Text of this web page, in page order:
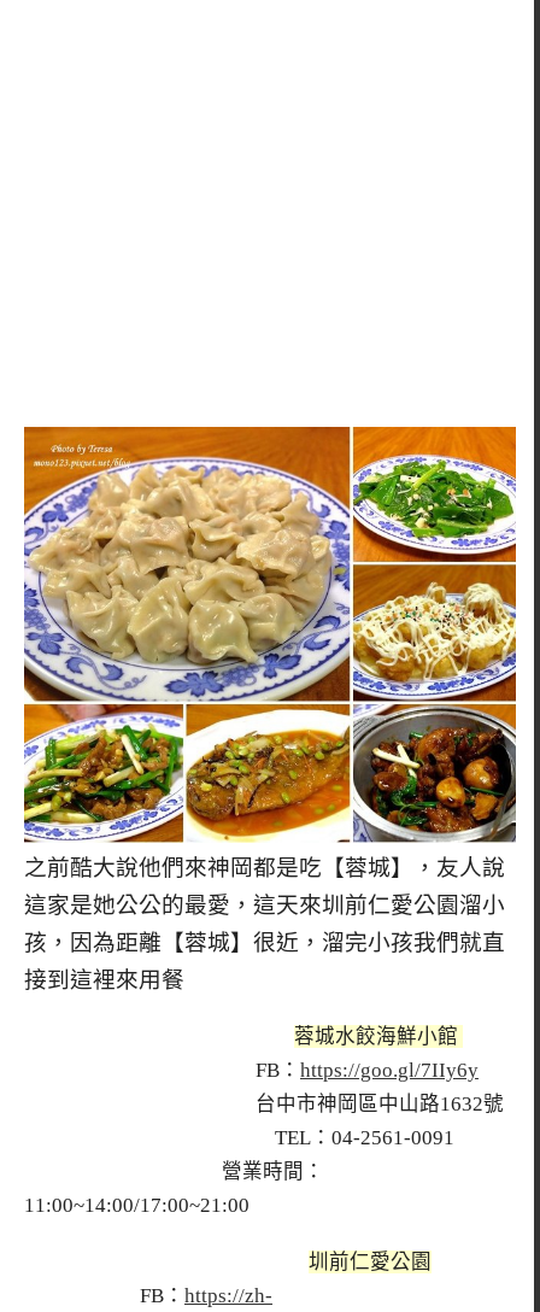
之前酷大說他們來神岡都是吃【蓉城】，友人說
這家是她公公的最愛，這天來圳前仁愛公園溜小
孩，因為距離【蓉城】很近，溜完小孩我們就直
接到這裡來用餐
蓉城水餃海鮮小館
FB： https://goo.gl/7IIy6y
台中市神岡區中山路1632號
TEL：04-2561-0091
營業時間：
11:00~14:00/17:00~21:00
圳前仁愛公園
FB： https://zh-